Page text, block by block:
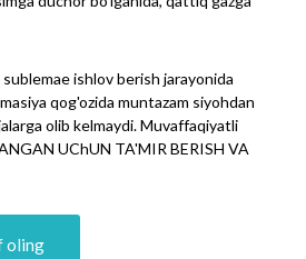
ishlov berish jarayonida
qog'ozida muntazam siyohdan
olib kelmaydi. Muvaffaqiyatli
UChUN TA'MIR BERISH VA
oling